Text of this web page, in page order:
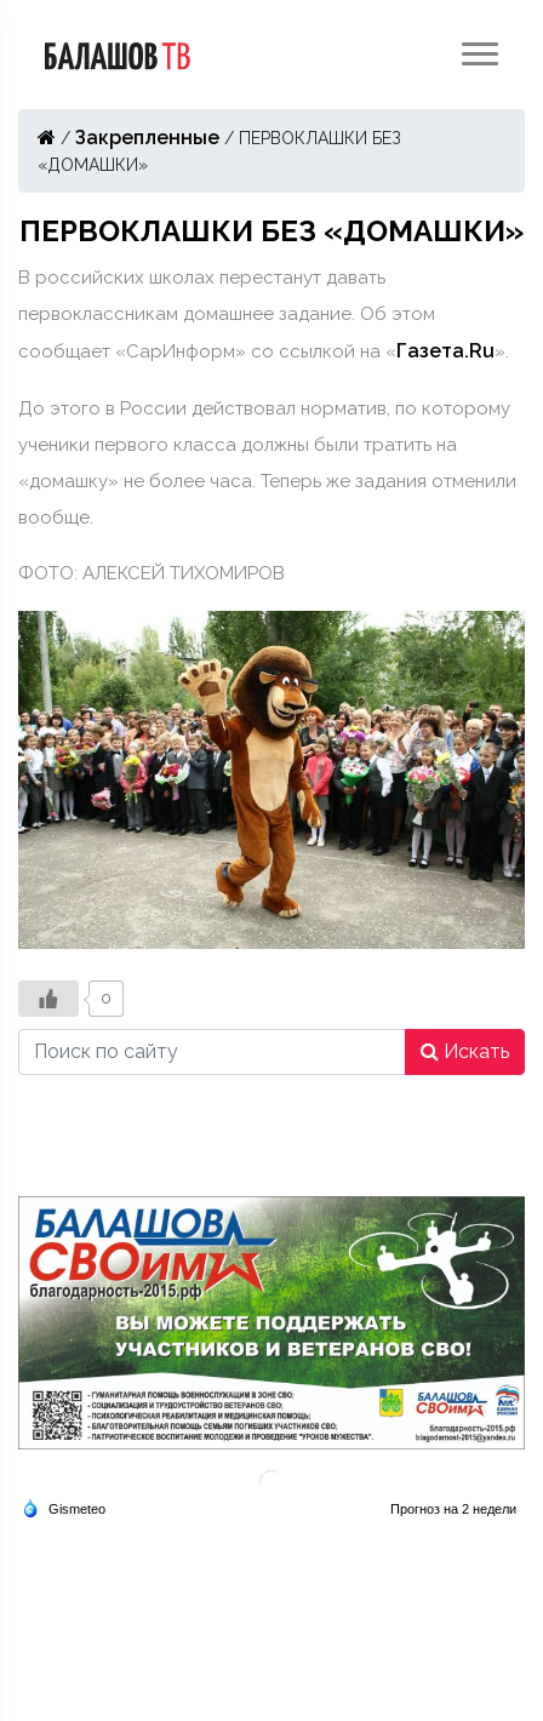
/ Закрепленные / ПЕРВОКЛАШКИ БЕЗ
«ДОМАШКИ»
ПЕРВОКЛАШКИ БЕЗ «ДОМАШКИ»
В российских школах перестанут давать
первоклассникам домашнее задание. Об этом
сообщает «СарИнформ» со ссылкой на «Газета.Ru».
До этого в России действовал норматив, по которому
ученики первого класса должны были тратить на
«домашку» не более часа. Теперь же задания отменили
вообще.
ФОТО: АЛЕКСЕЙ ТИХОМИРОВ
0
Искать